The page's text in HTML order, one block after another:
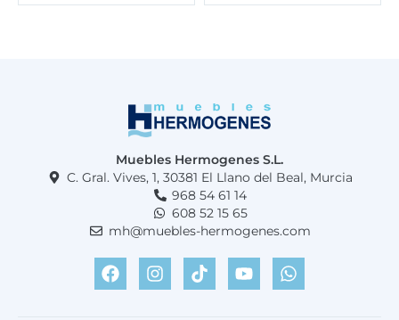
Muebles Hermogenes S.L.
C. Gral. Vives, 1, 30381 El Llano del Beal, Murcia
968 54 61 14
608 52 15 65
mh@muebles-hermogenes.com
F
a
c
I
n
s
T
i
k
Y
o
u
W
h
a